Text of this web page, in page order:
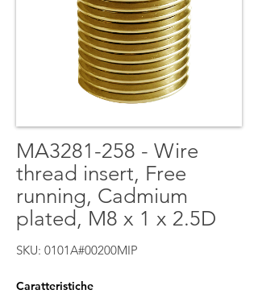
MA3281-258 - Wire
thread insert, Free
running, Cadmium
plated, M8 x 1 x 2.5D
SKU: 0101A#00200MIP
Caratteristiche